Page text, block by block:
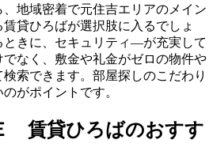
地域密着で元住吉エリアのメイン
貸ひろばが選択肢に入るでしょ
きに、 セキュリティ―が充実して
なく、敷金や礼金がゼロの物件や
検索できます。部屋探しのこだわり
がポイントです。
賃貸ひろばのおすす